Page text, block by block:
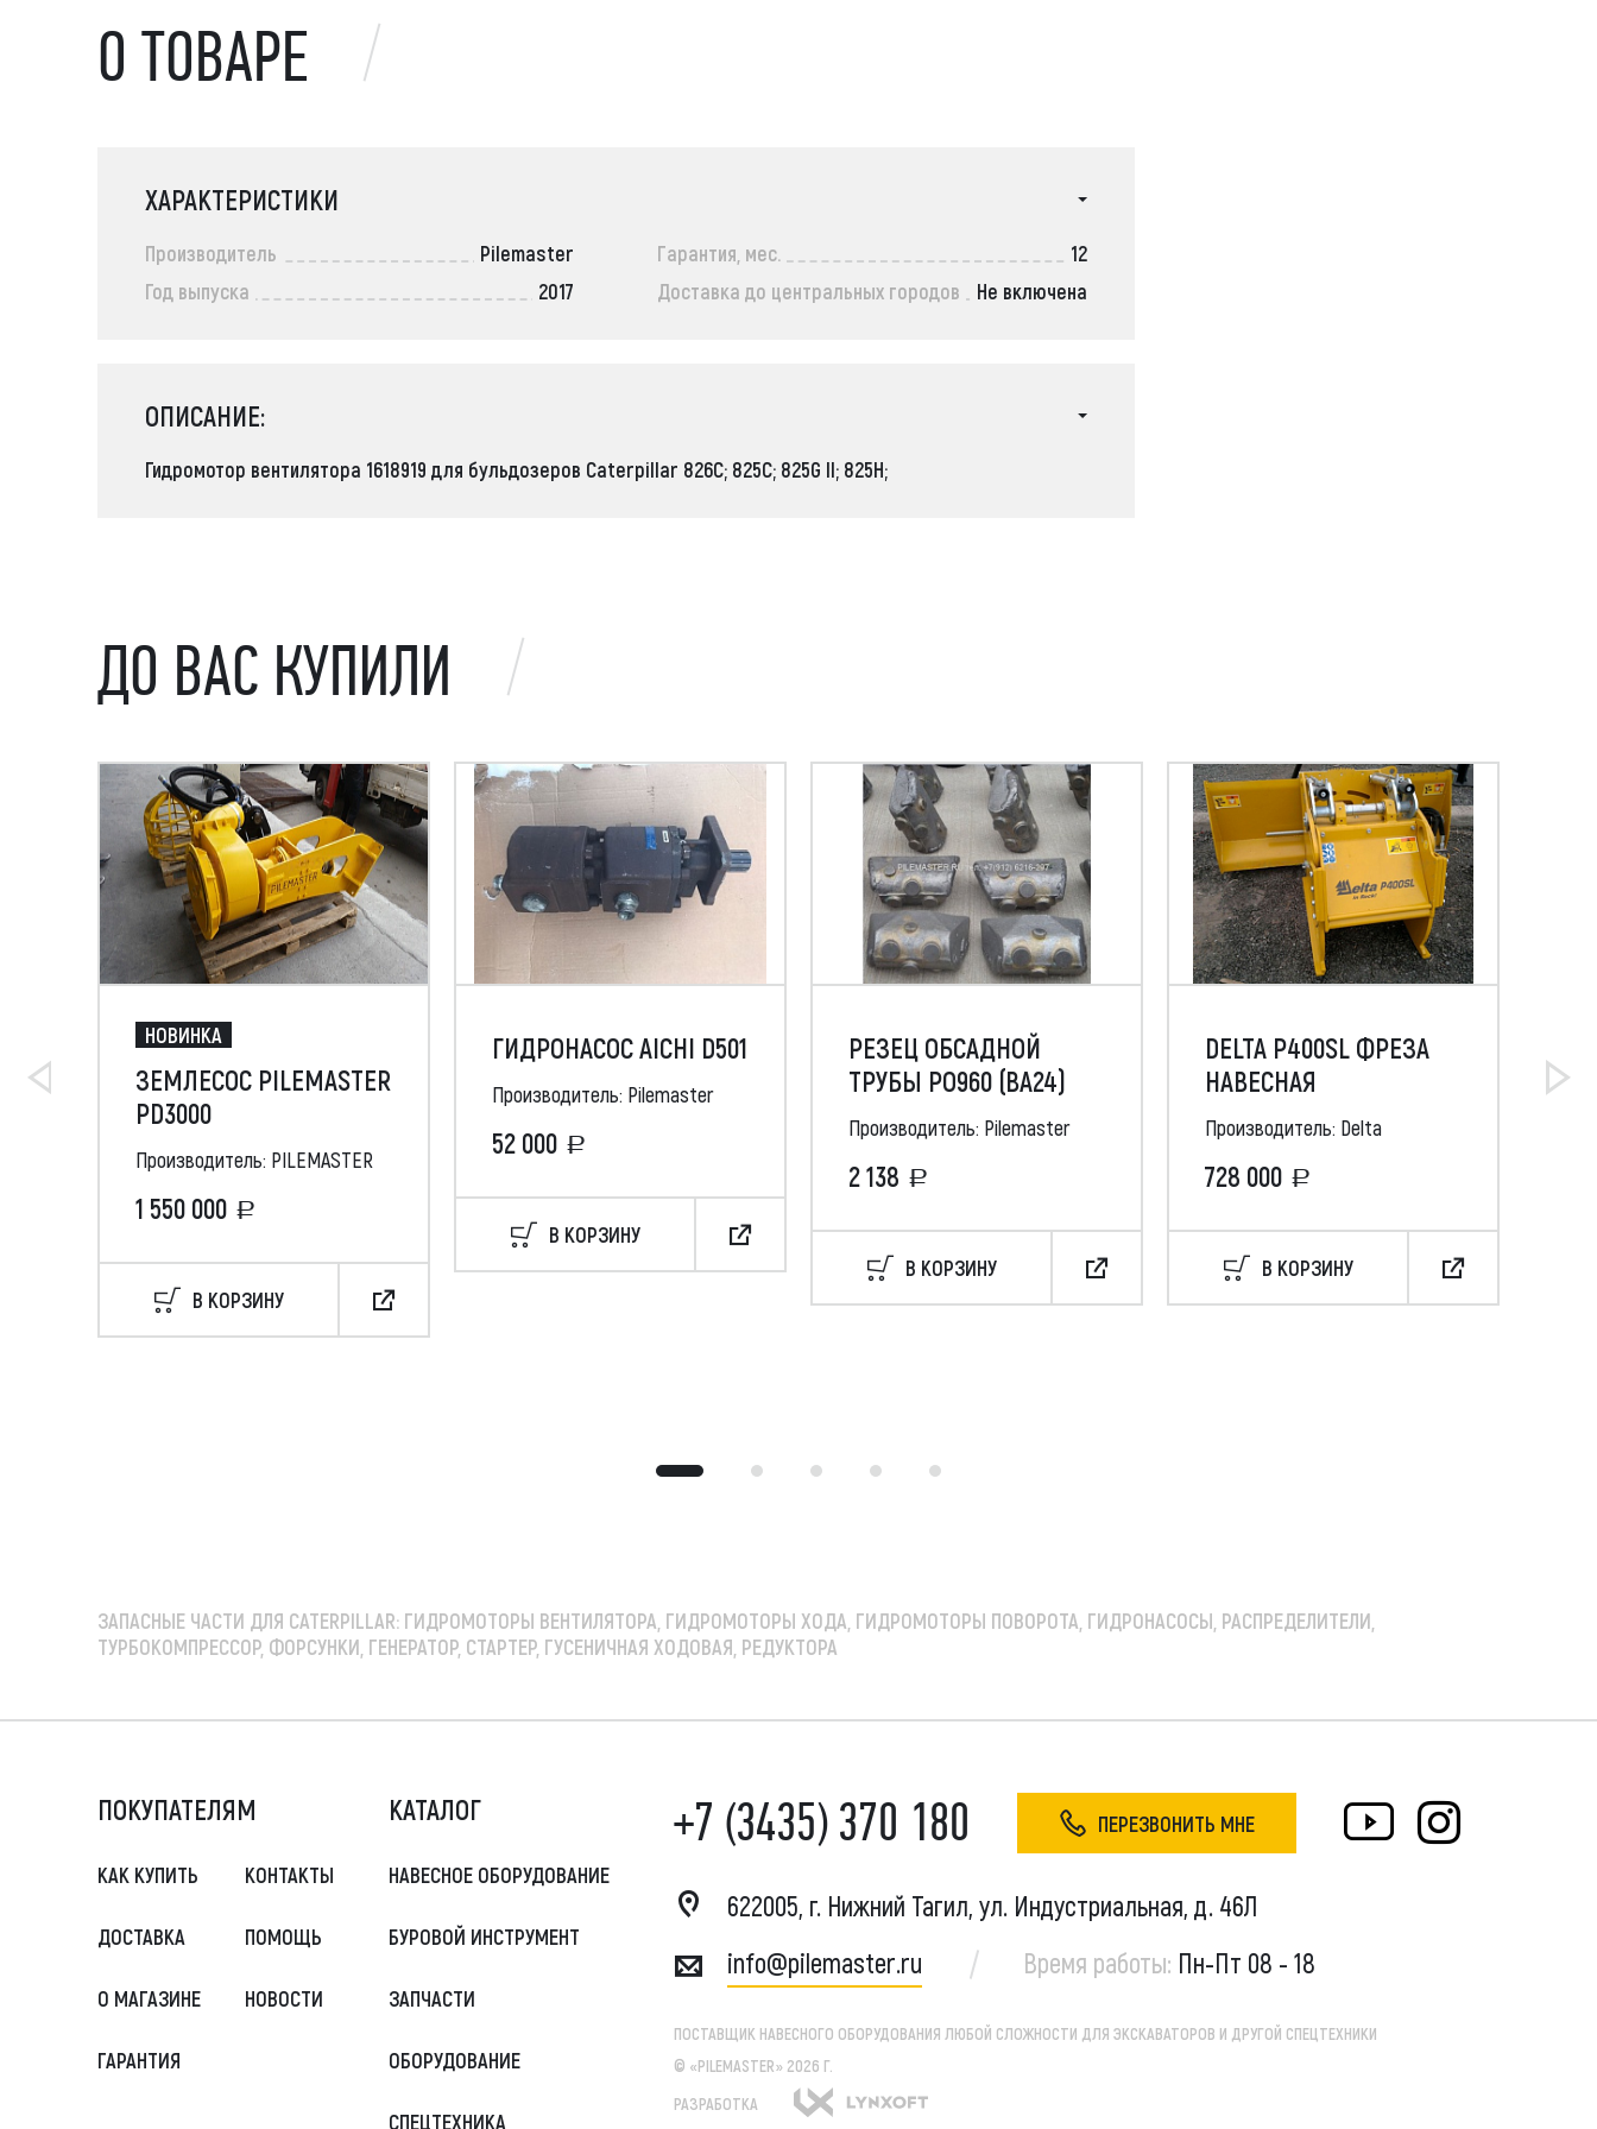
О ТОВАРЕ
ХАРАКТЕРИСТИКИ
Производитель
Pilemaster
Год выпуска
2017
Гарантия, мес.
12
Доставка до центральных городов
Не включена
ОПИСАНИЕ:
Гидромотор вентилятора 1618919 для бульдозеров Caterpillar 826C; 825C; 825G II; 825H;
ДО ВАС КУПИЛИ
НОВИНКА
ЗЕМЛЕСОС PILEMASTER
PD3000
Производитель: PILEMASTER
1 550 000
В КОРЗИНУ
ГИДРОНАСОС AICHI D501
Производитель: Pilemaster
52 000
В КОРЗИНУ
РЕЗЕЦ ОБСАДНОЙ
ТРУБЫ РО960 (ВА24)
Производитель: Pilemaster
2 138
В КОРЗИНУ
DELTA P400SL ФРЕЗА
НАВЕСНАЯ
Производитель: Delta
728 000
В КОРЗИНУ
AF
ЗАПАСНЫЕ ЧАСТИ ДЛЯ CATERPILLAR: ГИДРОМОТОРЫ ВЕНТИЛЯТОРА, ГИДРОМОТОРЫ ХОДА, ГИДРОМОТОРЫ ПОВОРОТА, ГИДРОНАСОСЫ, РАСПРЕДЕЛИТЕЛИ,
ТУРБОКОМПРЕССОР, ФОРСУНКИ, ГЕНЕРАТОР, СТАРТЕР, ГУСЕНИЧНАЯ ХОДОВАЯ, РЕДУКТОРА
ПОКУПАТЕЛЯМ
КАК КУПИТЬ
ДОСТАВКА
О МАГАЗИНЕ
ГАРАНТИЯ
КОНТАКТЫ
ПОМОЩЬ
НОВОСТИ
КАТАЛОГ
НАВЕСНОЕ ОБОРУДОВАНИЕ
БУРОВОЙ ИНСТРУМЕНТ
ЗАПЧАСТИ
ОБОРУДОВАНИЕ
СПЕЦТЕХНИКА
+7 (3435) 370 180 ПЕРЕЗВОНИТЬ МНЕ
622005, г. Нижний Тагил, ул. Индустриальная, д. 46Л
info@pilemaster.ru
Время работы: Пн-Пт 08 - 18
ПОСТАВЩИК НАВЕСНОГО ОБОРУДОВАНИЯ ЛЮБОЙ СЛОЖНОСТИ ДЛЯ ЭКСКАВАТОРОВ И ДРУГОЙ СПЕЦТЕХНИКИ
© «PILEMASTER» 2026 Г.
РАЗРАБОТКА